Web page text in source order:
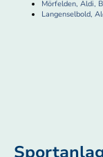
Mörfelden, Aldi,
Langenselbold,